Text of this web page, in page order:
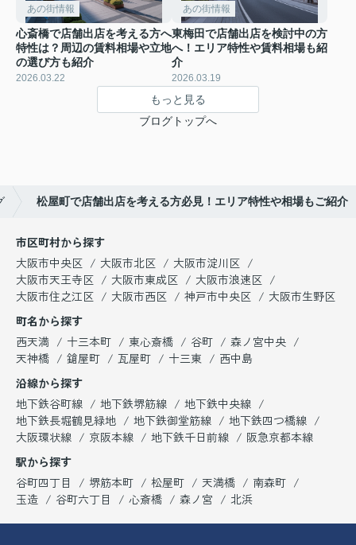
あの街情報
心斎橋で店舗出店を考える方へ
特性は？周辺の賃料相場や立地
の選び方も紹介
2026.03.22
あの街情報
東梅田で店舗出店を検討中の方
へ！エリア特性や賃料相場も紹
介
2026.03.19
もっと見る
ブログトップへ
松屋町で店舗出店を考える方必見！エリア特性や相場もご紹介
市区町村から探す
大阪市中央区
大阪市北区
大阪市淀川区
大阪市天王寺区
大阪市東成区
大阪市浪速区
大阪市住之江区
大阪市西区 神戸市中央区
大阪市生野区
町名から探す
西天満
十三本町 東心斎橋 谷町
森ノ宮中央
天神橋
鎗屋町 瓦屋町 十三東
西中島
沿線から探す
地下鉄谷町線
地下鉄堺筋線
地下鉄中央線
地下鉄長堀鶴見緑地
地下鉄御堂筋線
地下鉄四つ橋線
大阪環状線
京阪本線 地下鉄千日前線
阪急京都本線
駅から探す
谷町四丁目
堺筋本町 松屋町 天満橋
南森町
玉造
谷町六丁目 心斎橋 森ノ宮 北浜